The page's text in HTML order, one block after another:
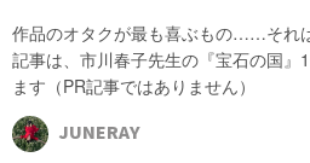
作品のオタクが最も喜ぶもの……それ
記事は、市川春子先生の『宝石の国』
ます（PR記事ではありません）
JUNERAY